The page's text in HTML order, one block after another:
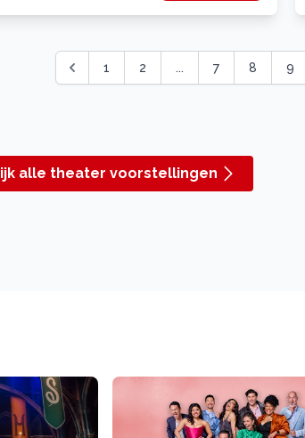
1 2 ... 7 8 9
alle theater voorstellingen